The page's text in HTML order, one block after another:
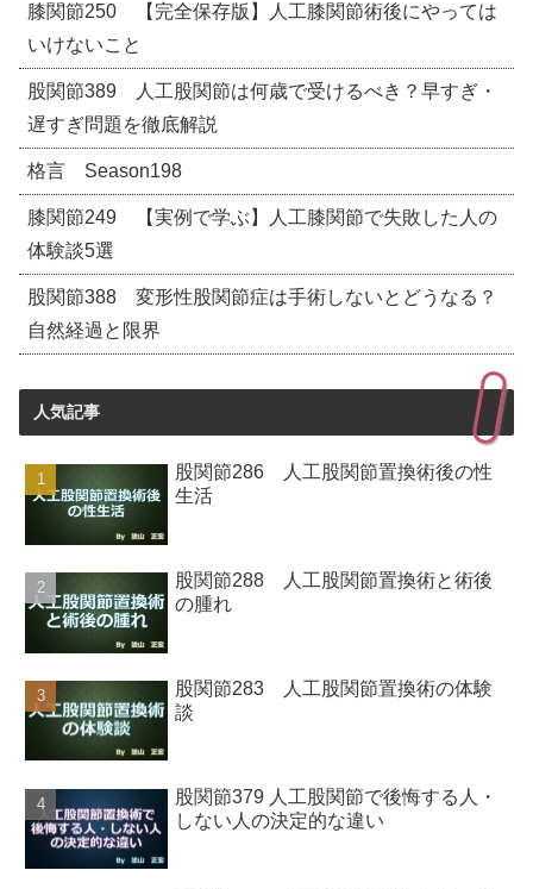
膝関節250 【完全保存版】人工膝関節術後にやっては
いけないこと
股関節389 人工股関節は何歳で受けるべき？早すぎ・
遅すぎ問題を徹底解説
格言 Season198
膝関節249 【実例で学ぶ】人工膝関節で失敗した人の
体験談5選
股関節388 変形性股関節症は手術しないとどうなる？
自然経過と限界
人気記事
股関節286 人工股関節置換術後の性
生活
股関節288 人工股関節置換術と術後
の腫れ
股関節283 人工股関節置換術の体験
談
股関節379 人工股関節で後悔する人・
しない人の決定的な違い